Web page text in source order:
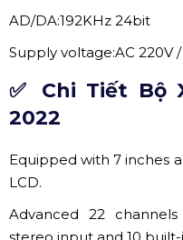
AD/DA:192KHz 24bit
Supply voltage:AC 220V /
✅ Chi Tiết Bộ
2022
Equipped with 7 inches
LCD.
Advanced 22